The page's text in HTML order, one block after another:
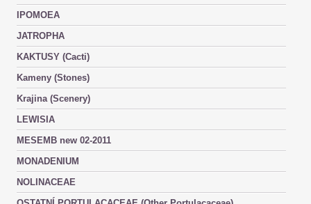
IPOMOEA
JATROPHA
KAKTUSY (Cacti)
Kameny (Stones)
Krajina (Scenery)
LEWISIA
MESEMB new 02-2011
MONADENIUM
NOLINACEAE